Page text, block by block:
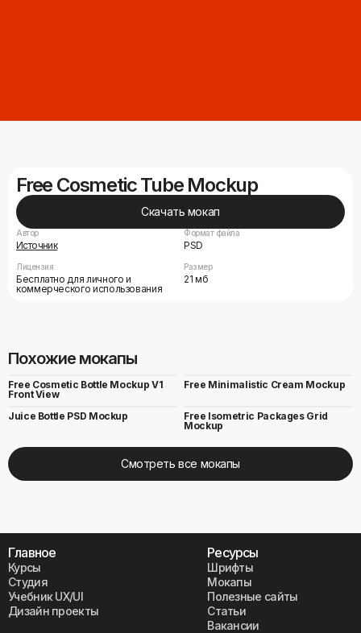
Free Cosmetic Tube Mockup
Скачать мокап
Автор
Источник
Лицензия
Бесплатно для личного и
коммерческого использования
Формат файла
PSD
Размер
21 мб
Похожие мокапы
Free Cosmetic Bottle Mockup V1
Front View
Free Minimalistic Cream Mockup
Juice Bottle PSD Mockup
Free Isometric Packages Grid
Mockup
Смотреть все мокапы
Главное
Курсы
Студия
Учебник UX/UI
Дизайн проекты
Ресурсы
Шрифты
Мокапы
Полезные сайты
Статьи
Вакансии